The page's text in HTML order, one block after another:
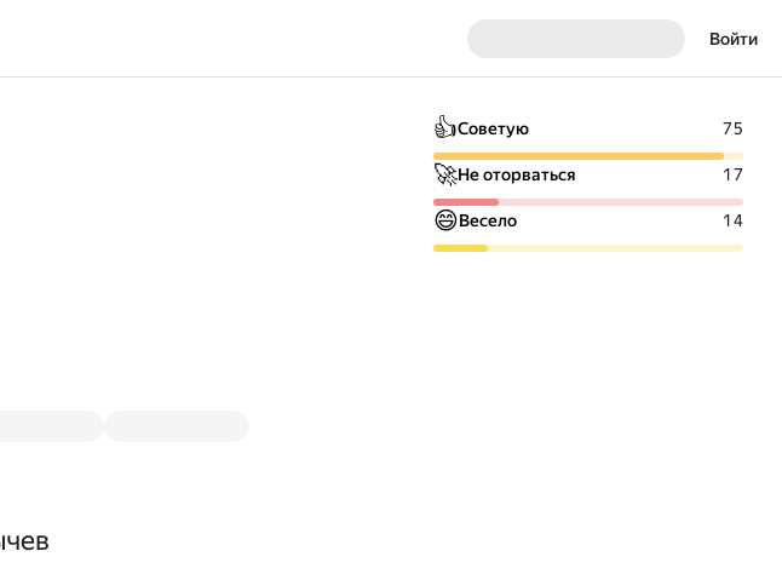
Войти
👍Советую 75
🚀Не оторваться 17
😄Весело 14